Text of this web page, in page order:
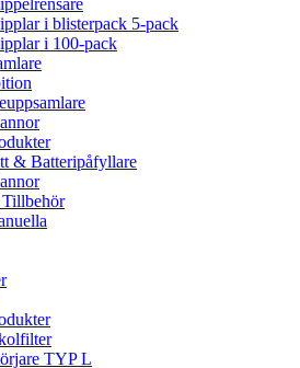
i blisterpack 5-pack
i 100-pack
& Batteripåfyllare
TYP L